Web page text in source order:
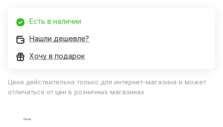
Есть в наличии
Нашли дешевле?
Хочу в подарок
Цена действительна только для интернет-магазина и может
отличаться от цен в розничных магазинах